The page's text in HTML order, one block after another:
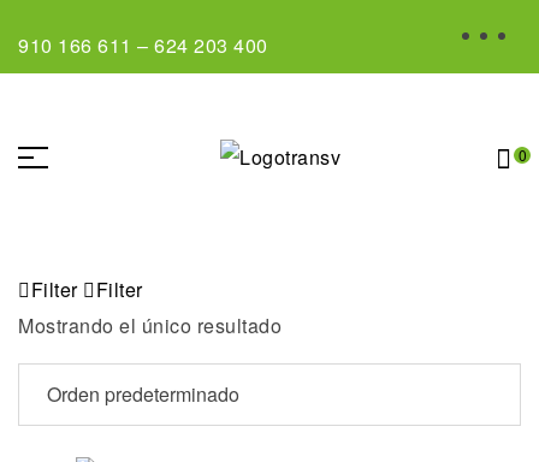
910 166 611 – 624 203 400
0
Filter
Filter
Mostrando el único resultado